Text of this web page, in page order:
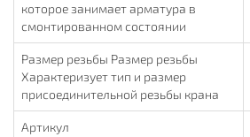
которое занимает арматура в
смонтированном состоянии
Размер резьбы Размер резьбы
Характеризует тип и размер
присоединительной резьбы крана
Артикул